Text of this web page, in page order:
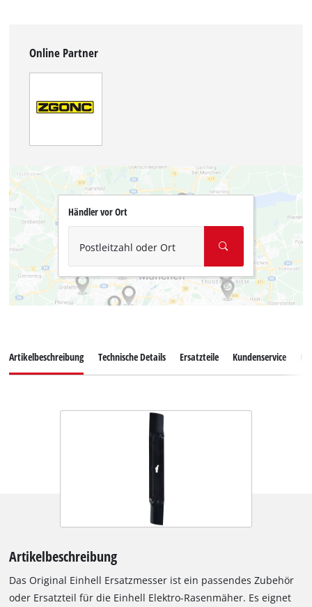
Online Partner
Händler vor Ort
Postleitzahl oder Ort
Artikelbeschreibung Technische Details Ersatzteile Kundenservice
Artikelbeschreibung
Das Original Einhell Ersatzmesser ist ein passendes Zubehör
oder Ersatzteil für die Einhell Elektro-Rasenmäher. Es eignet